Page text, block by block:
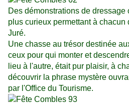
Des démonstrations de dressage
plus curieux permettant à chacun
Juré.
Une chasse au trésor destinée
ceux pour qui monter et
lieu à l'autre, était pur plaisir, à
découvrir la phrase mystère
par l'Office du Tourisme.